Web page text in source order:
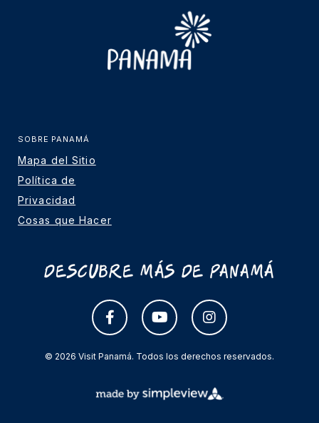
SOBRE PANAMÁ
Mapa del Sitio
Política de
Privacidad
Cosas que Hacer
Descubre más de Panamá
© 2026 Visit Panamá. Todos los derechos reservados.